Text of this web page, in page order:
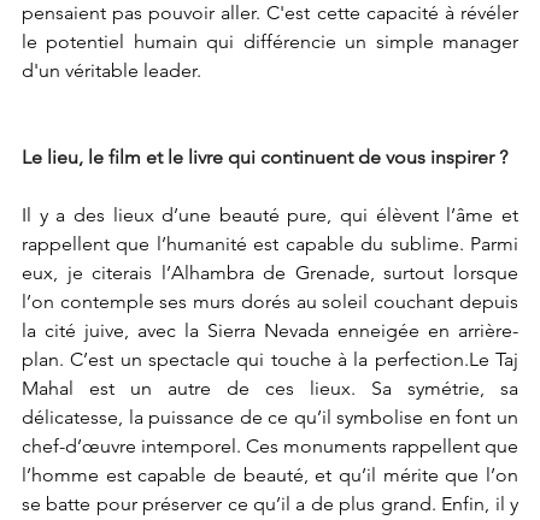
pensaient pas pouvoir aller. C'est cette capacité à révéler
le potentiel humain qui différencie un simple manager
d'un véritable leader.
Le lieu, le film et le livre qui continuent de vous inspirer ?
Il y a des lieux d’une beauté pure, qui élèvent l’âme et
rappellent que l’humanité est capable du sublime. Parmi
eux, je citerais l’Alhambra de Grenade, surtout lorsque
l’on contemple ses murs dorés au soleil couchant depuis
la cité juive, avec la Sierra Nevada enneigée en arrière-
plan. C’est un spectacle qui touche à la perfection.Le Taj
Mahal est un autre de ces lieux. Sa symétrie, sa
délicatesse, la puissance de ce qu’il symbolise en font un
chef-d’œuvre intemporel. Ces monuments rappellent que
l’homme est capable de beauté, et qu’il mérite que l’on
se batte pour préserver ce qu’il a de plus grand. Enfin, il y